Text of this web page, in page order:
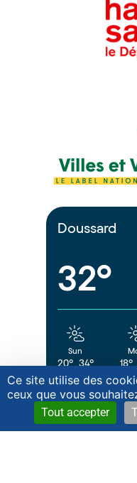
Doussard
32°
Sun
20° 34° 18°
powered by
Ce site utilise des
ceux que vous
Tout accepter